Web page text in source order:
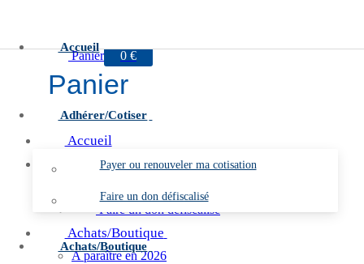
Accueil
Adhérer/Cotiser
Payer ou renouveler ma cotisation
Faire un don défiscalisé
Achats/Boutique
Panier 0 €
Panier
Accueil
Adhérer/Cotiser
Faire un don défiscalisé
Achats/Boutique
A paraître en 2026